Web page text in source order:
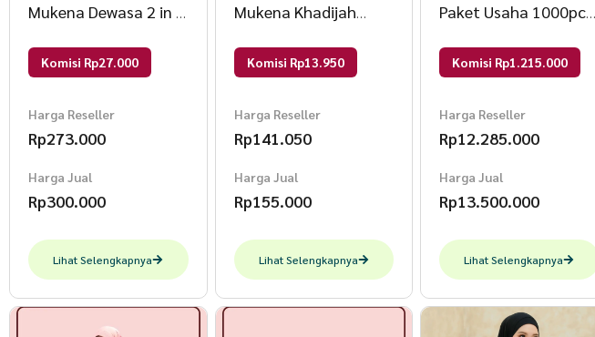
Mukena Dewasa 2 in 1
Premium All Size
Komisi Rp27.000
Harga Reseller
Rp273.000
Harga Jual
Rp300.000
Lihat Selengkapnya
Mukena Khadijah
600 Dark Grey
Komisi Rp13.950
Harga Reseller
Rp141.050
Harga Jual
Rp155.000
Lihat Selengkapnya
Paket Usaha 1000pcs
Mix
Komisi Rp1.215.000
Harga Reseller
Rp12.285.000
Harga Jual
Rp13.500.000
Lihat Selengkapnya